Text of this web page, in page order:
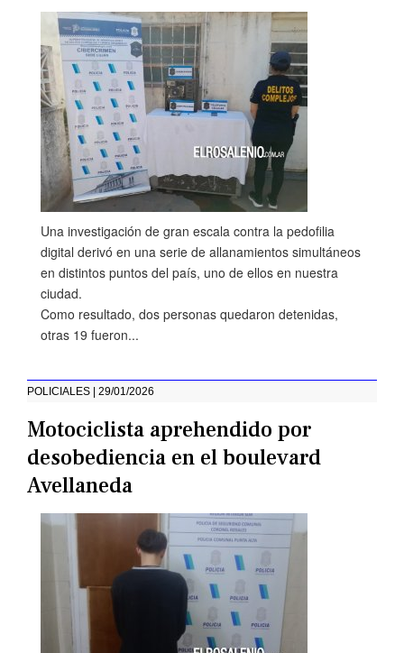
Una investigación de gran escala contra la pedofilia
digital derivó en una serie de allanamientos simultáneos
en distintos puntos del país, uno de ellos en nuestra
ciudad.
Como resultado, dos personas quedaron detenidas,
otras 19 fueron...
POLICIALES | 29/01/2026
Motociclista aprehendido por
desobediencia en el boulevard
Avellaneda